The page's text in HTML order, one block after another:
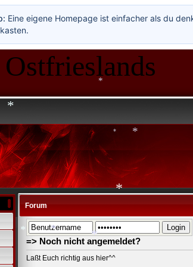
Forum
=> Noch nicht angemeldet?
Laßt Euch richtig aus hier^^
Eine eigene Homepage ist einfacher als du
*
*
*